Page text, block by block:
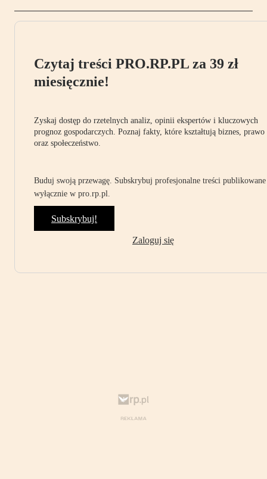
Czytaj treści PRO.RP.PL za 39 zł
miesięcznie!
Zyskaj dostęp do rzetelnych analiz, opinii ekspertów i kluczowych
prognoz gospodarczych. Poznaj fakty, które kształtują biznes, prawo
oraz społeczeństwo.
Buduj swoją przewagę. Subskrybuj profesjonalne treści publikowane
wyłącznie w pro.rp.pl.
Subskrybuj!
Zaloguj się